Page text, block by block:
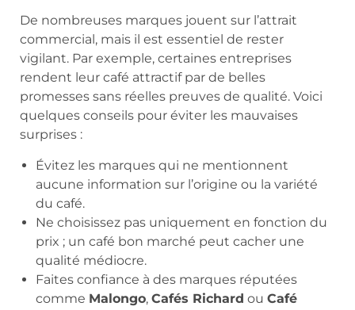
De nombreuses marques jouent sur l’attrait
commercial, mais il est essentiel de rester
vigilant. Par exemple, certaines entreprises
rendent leur café attractif par de belles
promesses sans réelles preuves de qualité. Voici
quelques conseils pour éviter les mauvaises
surprises :
Évitez les marques qui ne mentionnent
aucune information sur l’origine ou la variété
du café.
Ne choisissez pas uniquement en fonction du
prix ; un café bon marché peut cacher une
qualité médiocre.
Faites confiance à des marques réputées
comme Malongo, Cafés Richard ou Café